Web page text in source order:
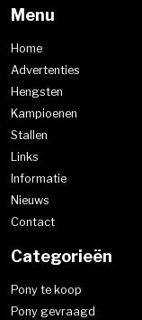
Menu
Home
Advertenties
Hengsten
Kampioenen
Stallen
Links
Informatie
Nieuws
Contact
Categorieën
Pony te koop
Pony gevraagd